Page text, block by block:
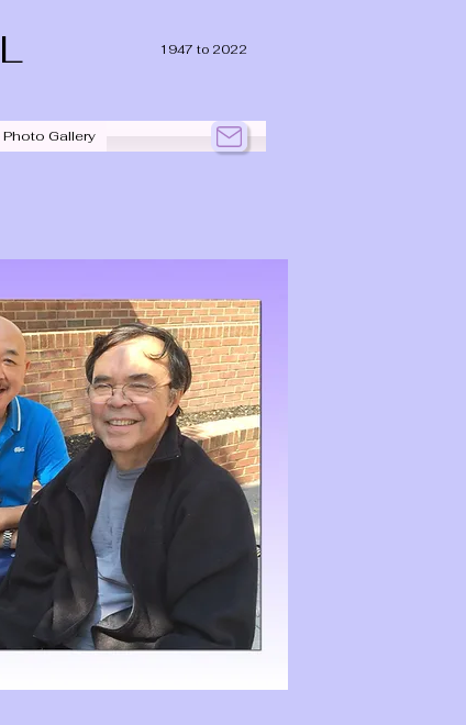
Photo Gallery
1947 to 2022